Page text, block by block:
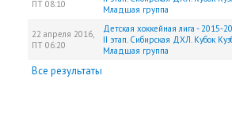
ПТ 08:10
Младшая группа
22 апреля 2016,
ПТ 06:20
Детская хоккейная лига - 2015-
II этап. Сибирская ДХЛ. Кубок
Младшая группа
Все результаты